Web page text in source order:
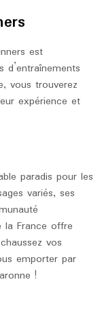
est
vous trouverez
expérience et
paradis pour les
variés, ses
la France offre
vos
emporter par
!